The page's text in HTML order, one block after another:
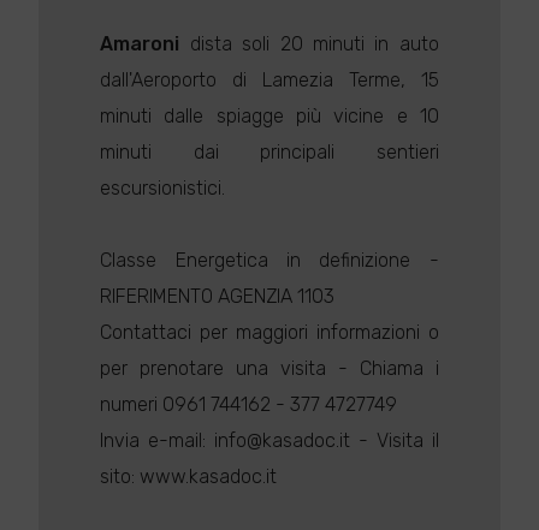
Amaroni dista soli 20 minuti in auto
dall'Aeroporto di Lamezia Terme, 15
minuti dalle spiagge più vicine e 10
minuti dai principali sentieri
escursionistici.
Classe Energetica in definizione -
RIFERIMENTO AGENZIA 1103
Contattaci per maggiori informazioni o
per prenotare una visita - Chiama i
numeri 0961 744162 - 377 4727749
Invia e-mail: info@kasadoc.it - Visita il
sito: www.kasadoc.it